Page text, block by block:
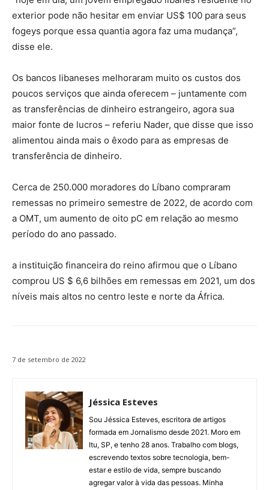
exterior pode não hesitar em enviar US$ 100 para seus
fogeys porque essa quantia agora faz uma mudança”,
disse ele.
Os bancos libaneses melhoraram muito os custos dos
poucos serviços que ainda oferecem – juntamente com
as transferências de dinheiro estrangeiro, agora sua
maior fonte de lucros – referiu Nader, que disse que isso
alimentou ainda mais o êxodo para as empresas de
transferência de dinheiro.
Cerca de 250.000 moradores do Líbano compraram
remessas no primeiro semestre de 2022, de acordo com
a OMT, um aumento de oito pC em relação ao mesmo
período do ano passado.
a instituição financeira do reino afirmou que o Líbano
comprou US $ 6,6 bilhões em remessas em 2021, um dos
níveis mais altos no centro leste e norte da África.
7 de setembro de 2022
Jéssica Esteves
Sou Jéssica Esteves, escritora de artigos
formada em Jornalismo desde 2021. Moro em
Itu, SP, e tenho 28 anos. Trabalho com blogs,
escrevendo textos sobre tecnologia, bem-
estar e estilo de vida, sempre buscando
agregar valor à vida das pessoas. Minha